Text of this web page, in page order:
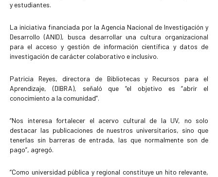
y estudiantes.
La iniciativa financiada por la Agencia Nacional de Investigación y
Desarrollo (ANID), busca desarrollar una cultura organizacional
para el acceso y gestión de información científica y datos de
investigación de carácter colaborativo e inclusivo.
Patricia Reyes, directora de Bibliotecas y Recursos para el
Aprendizaje, (DIBRA), señaló que “el objetivo es “abrir el
conocimiento a la comunidad”.
“Nos interesa fortalecer el acervo cultural de la UV, no solo
destacar las publicaciones de nuestros universitarios, sino que
tenerlas sin barreras de entrada, las que normalmente son de
pago”, agregó.
“Como universidad pública y regional constituye un hito relevante,